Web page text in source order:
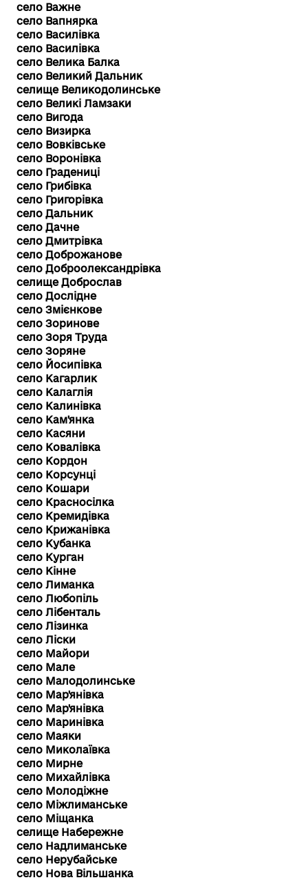
село Важне
село Вапнярка
село Василівка
село Василівка
село Велика Балка
село Великий Дальник
селище Великодолинське
село Великі Ламзаки
село Вигода
село Визирка
село Вовківське
село Воронівка
село Градениці
село Грибівка
село Григорівка
село Дальник
село Дачне
село Дмитрівка
село Доброжанове
село Доброолександрівка
селище Доброслав
село Дослідне
село Змієнкове
село Зоринове
село Зоря Труда
село Зоряне
село Йосипівка
село Кагарлик
село Калаглія
село Калинівка
село Кам'янка
село Касяни
село Ковалівка
село Кордон
село Корсунці
село Кошари
село Красносілка
село Кремидівка
село Крижанівка
село Кубанка
село Курган
село Кінне
село Лиманка
село Любопіль
село Лібенталь
село Лізинка
село Ліски
село Майори
село Мале
село Малодолинське
село Мар'янівка
село Мар'янівка
село Маринівка
село Маяки
село Миколаївка
село Мирне
село Михайлівка
село Молодіжне
село Міжлиманське
село Міщанка
селище Набережне
село Надлиманське
село Нерубайське
село Нова Вільшанка